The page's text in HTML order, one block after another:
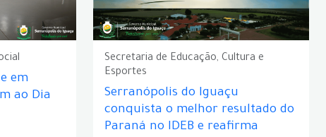
em
ao Dia
Secretaria de Educação, Cultura e
Esportes
Serranópolis do Iguaçu
conquista o melhor resultado do
Paraná no IDEB e reafirma